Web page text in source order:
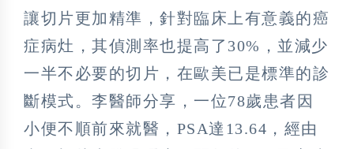
讓切片更加精準，針對臨床上有意義的癌
症病灶，其偵測率也提高了30%，並減少
一半不必要的切片，在歐美已是標準的診
斷模式。李醫師分享，一位78歲患者因
小便不順前來就醫，PSA達13.64，經由